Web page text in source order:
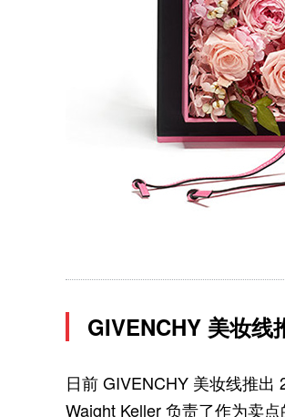
GIVENCHY 美妆线
日前 GIVENCHY 美妆线推出
Waight Keller 负责了作为卖